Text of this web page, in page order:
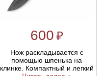
600 ₽
Нож раскладывается с
помощью шпенька на
клинке. Компактный и легкий